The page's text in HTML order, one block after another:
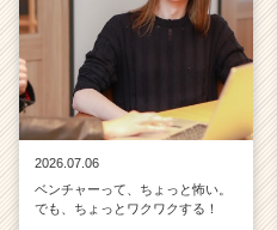
2026.07.06
ベンチャーって、ちょっと怖い。
でも、ちょっとワクワクする！